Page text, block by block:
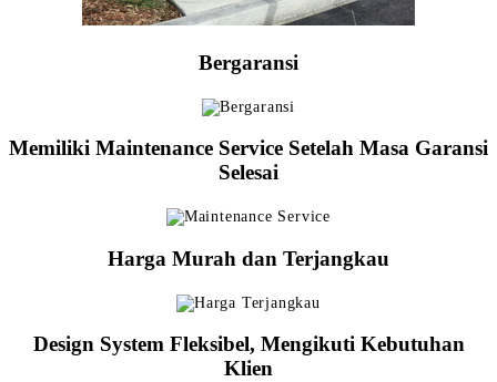
Bergaransi
Memiliki Maintenance Service Setelah Masa Garansi
Selesai
Harga Murah dan Terjangkau
Design System Fleksibel, Mengikuti Kebutuhan
Klien